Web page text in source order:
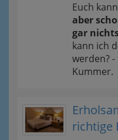
Euch
aber
gar
kann ich
werden?
Kummer.
richtige